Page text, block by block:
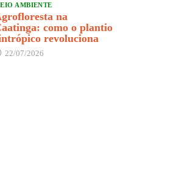
AMBIENTE
na
como o plantio
revoluciona
22/07/2026